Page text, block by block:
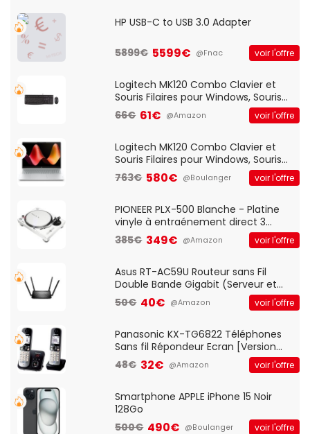
HP USB-C to USB 3.0 Adapter
5899€ 5599€ @Fnac voir l'offre
Logitech MK120 Combo Clavier et
Souris Filaires pour Windows, Souris
Optique Filaire, Connexion USB Plug
And Play, Confortable, Taille
QWERTY UK - Noir
66€ 61€ @Amazon voir l'offre
Logitech MK120 Combo Clavier et
Souris Filaires pour Windows, Souris
Optique Filaire, Connexion USB Plug
And Play, Confortable, Taille
QWERTY UK - Noir
763€ 580€ @Boulanger voir l'offre
PIONEER PLX-500 Blanche - Platine
vinyle à entraénement direct 3
vitesses (33-45-78 trs/min) avec
pre-ampli intégré et port USB
385€ 349€ @Amazon voir l'offre
Asus RT-AC59U Routeur sans Fil
Double Bande Gigabit (Serveur et
Client VPN, Triple Vlan, Mode Point
d'accès et Bridge, contrôle Parental,
50€ 40€ @Amazon voir l'offre
Panasonic KX-TG6822 Téléphones
Sans fil Répondeur Ecran [Version
Française]
48€ 32€ @Amazon voir l'offre
Smartphone APPLE iPhone 15 Noir
128Go
500€ 490€ @Boulanger voir l'offre